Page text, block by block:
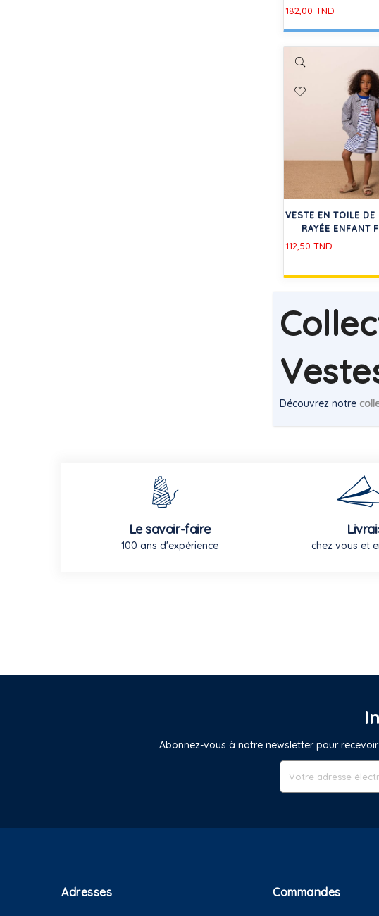
182,00 TND
VESTE EN TOILE DE
RAYÉE ENFANT
112,50 TND
Découvrez notre
Le savoir-faire
100 ans d'expérience chez vous et
Abonnez-vous à notre newsletter pour
Adresses Commandes